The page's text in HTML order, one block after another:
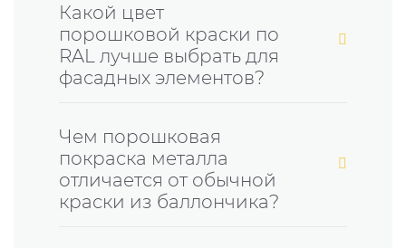
Какой цвет
порошковой краски по
RAL лучше выбрать для
фасадных элементов?
Чем порошковая
покраска металла
отличается от обычной
краски из баллончика?